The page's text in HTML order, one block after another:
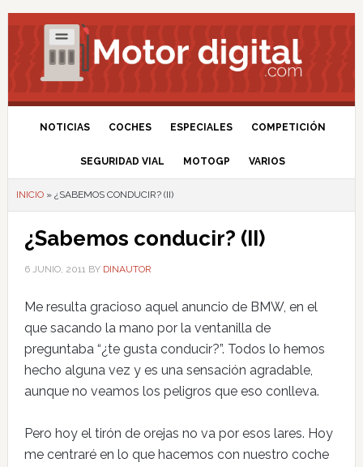
NOTICIAS COCHES ESPECIALES COMPETICIÓN
SEGURIDAD VIAL MOTOGP VARIOS
INICIO» ¿SABEMOS CONDUCIR? (II)
¿Sabemos conducir? (II)
6 JUNIO, 2011BY DINAUTOR
Me resulta gracioso aquel anuncio de BMW, en el
que sacando la mano por la ventanilla de
preguntaba “¿te gusta conducir?”. Todos lo hemos
hecho alguna vez y es una sensación agradable,
aunque no veamos los peligros que eso conlleva.
Pero hoy el tirón de orejas no va por esos lares. Hoy
me centraré en lo que hacemos con nuestro coche